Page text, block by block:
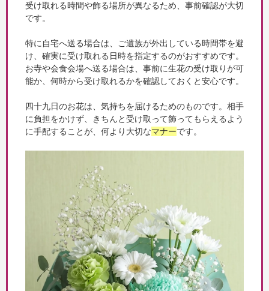
受け取れる時間や飾る場所が異なるため、事前確認が大切
です。
特に自宅へ送る場合は、ご遺族が外出している時間帯を避
け、確実に受け取れる日時を指定するのがおすすめです。
お寺や会食会場へ送る場合は、事前に生花の受け取りが可
能か、何時から受け取れるかを確認しておくと安心です。
四十九日のお花は、気持ちを届けるためのものです。相手
に負担をかけず、きちんと受け取って飾ってもらえるよう
に手配することが、何より大切なマナーです。